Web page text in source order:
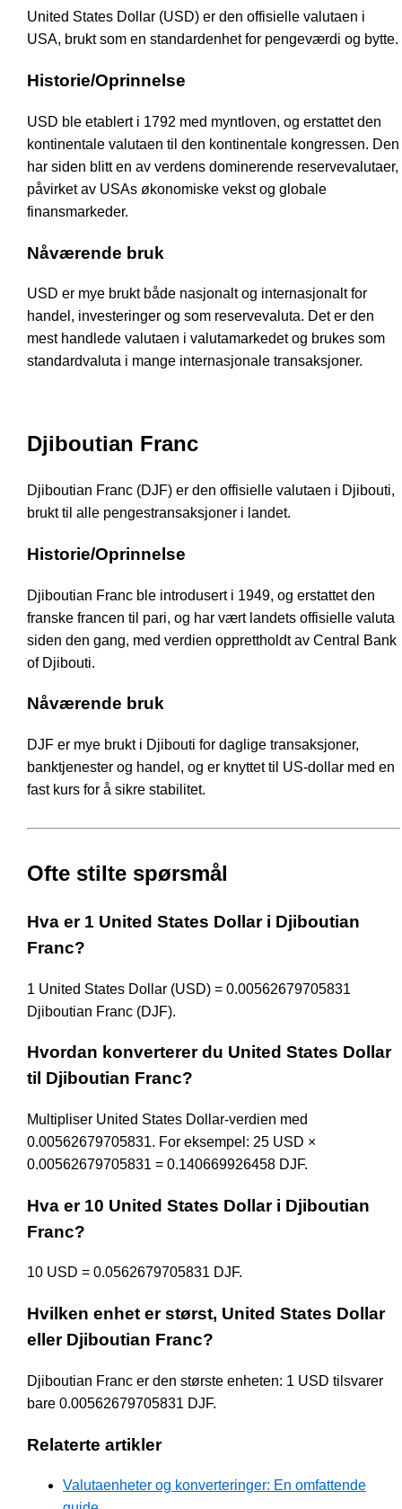
United States Dollar (USD) er den offisielle valutaen i
USA, brukt som en standardenhet for pengeværdi og bytte.
Historie/Oprinnelse
USD ble etablert i 1792 med myntloven, og erstattet den
kontinentale valutaen til den kontinentale kongressen. Den
har siden blitt en av verdens dominerende reservevalutaer,
påvirket av USAs økonomiske vekst og globale
finansmarkeder.
Nåværende bruk
USD er mye brukt både nasjonalt og internasjonalt for
handel, investeringer og som reservevaluta. Det er den
mest handlede valutaen i valutamarkedet og brukes som
standardvaluta i mange internasjonale transaksjoner.
Djiboutian Franc
Djiboutian Franc (DJF) er den offisielle valutaen i Djibouti,
brukt til alle pengestransaksjoner i landet.
Historie/Oprinnelse
Djiboutian Franc ble introdusert i 1949, og erstattet den
franske francen til pari, og har vært landets offisielle valuta
siden den gang, med verdien opprettholdt av Central Bank
of Djibouti.
Nåværende bruk
DJF er mye brukt i Djibouti for daglige transaksjoner,
banktjenester og handel, og er knyttet til US-dollar med en
fast kurs for å sikre stabilitet.
Ofte stilte spørsmål
Hva er 1 United States Dollar i Djiboutian
Franc?
1 United States Dollar (USD) = 0.00562679705831
Djiboutian Franc (DJF).
Hvordan konverterer du United States Dollar
til Djiboutian Franc?
Multipliser United States Dollar-verdien med
0.00562679705831. For eksempel: 25 USD ×
0.00562679705831 = 0.140669926458 DJF.
Hva er 10 United States Dollar i Djiboutian
Franc?
10 USD = 0.0562679705831 DJF.
Hvilken enhet er størst, United States Dollar
eller Djiboutian Franc?
Djiboutian Franc er den største enheten: 1 USD tilsvarer
bare 0.00562679705831 DJF.
Relaterte artikler
Valutaenheter og konverteringer: En omfattende